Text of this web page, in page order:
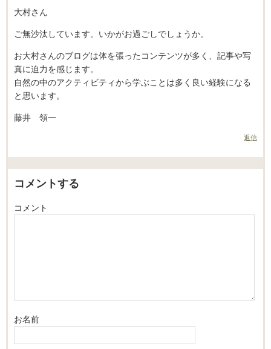
大村さん
ご無沙汰しています。いかがお過ごしでしょうか。
お大村さんのブログは体を張ったコンテンツが多く、記事や写
真に迫力を感じます。
自然の中のアクティビティから学ぶことは多く良い経験になる
と思います。
藤井 領一
返信
コメントする
コメント
お名前